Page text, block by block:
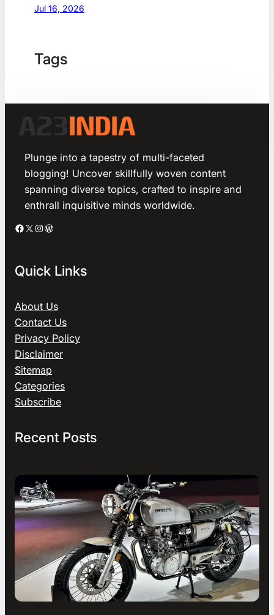
Jul 16, 2026
Tags
Plunge into a tapestry of multi-faceted
blogging! Uncover skillfully woven content
spanning diverse topics, crafted to inspire and
enthrall inquisitive minds worldwide.
Facebook X Instagram WordPress
Quick Links
About Us
Contact Us
Privacy Policy
Disclaimer
Sitemap
Categories
Subscribe
Recent Posts